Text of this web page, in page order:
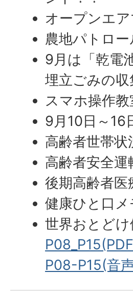
オープンエ
農地パトロ
9月は「乾電
埋立ごみの
スマホ操作
9月10日～16
高齢者世帯
高齢者安全
後期高齢者
健康ひと口メ
世界おとど
P08-P15(音